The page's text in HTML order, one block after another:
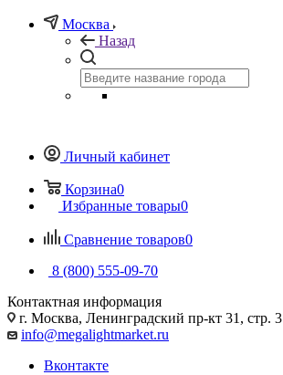
Москва
Назад
Личный кабинет
Корзина0
Избранные товары0
Сравнение товаров0
8 (800) 555-09-70
Контактная информация
г. Москва, Ленинградский пр-кт 31, стр. 3
info@megalightmarket.ru
Вконтакте